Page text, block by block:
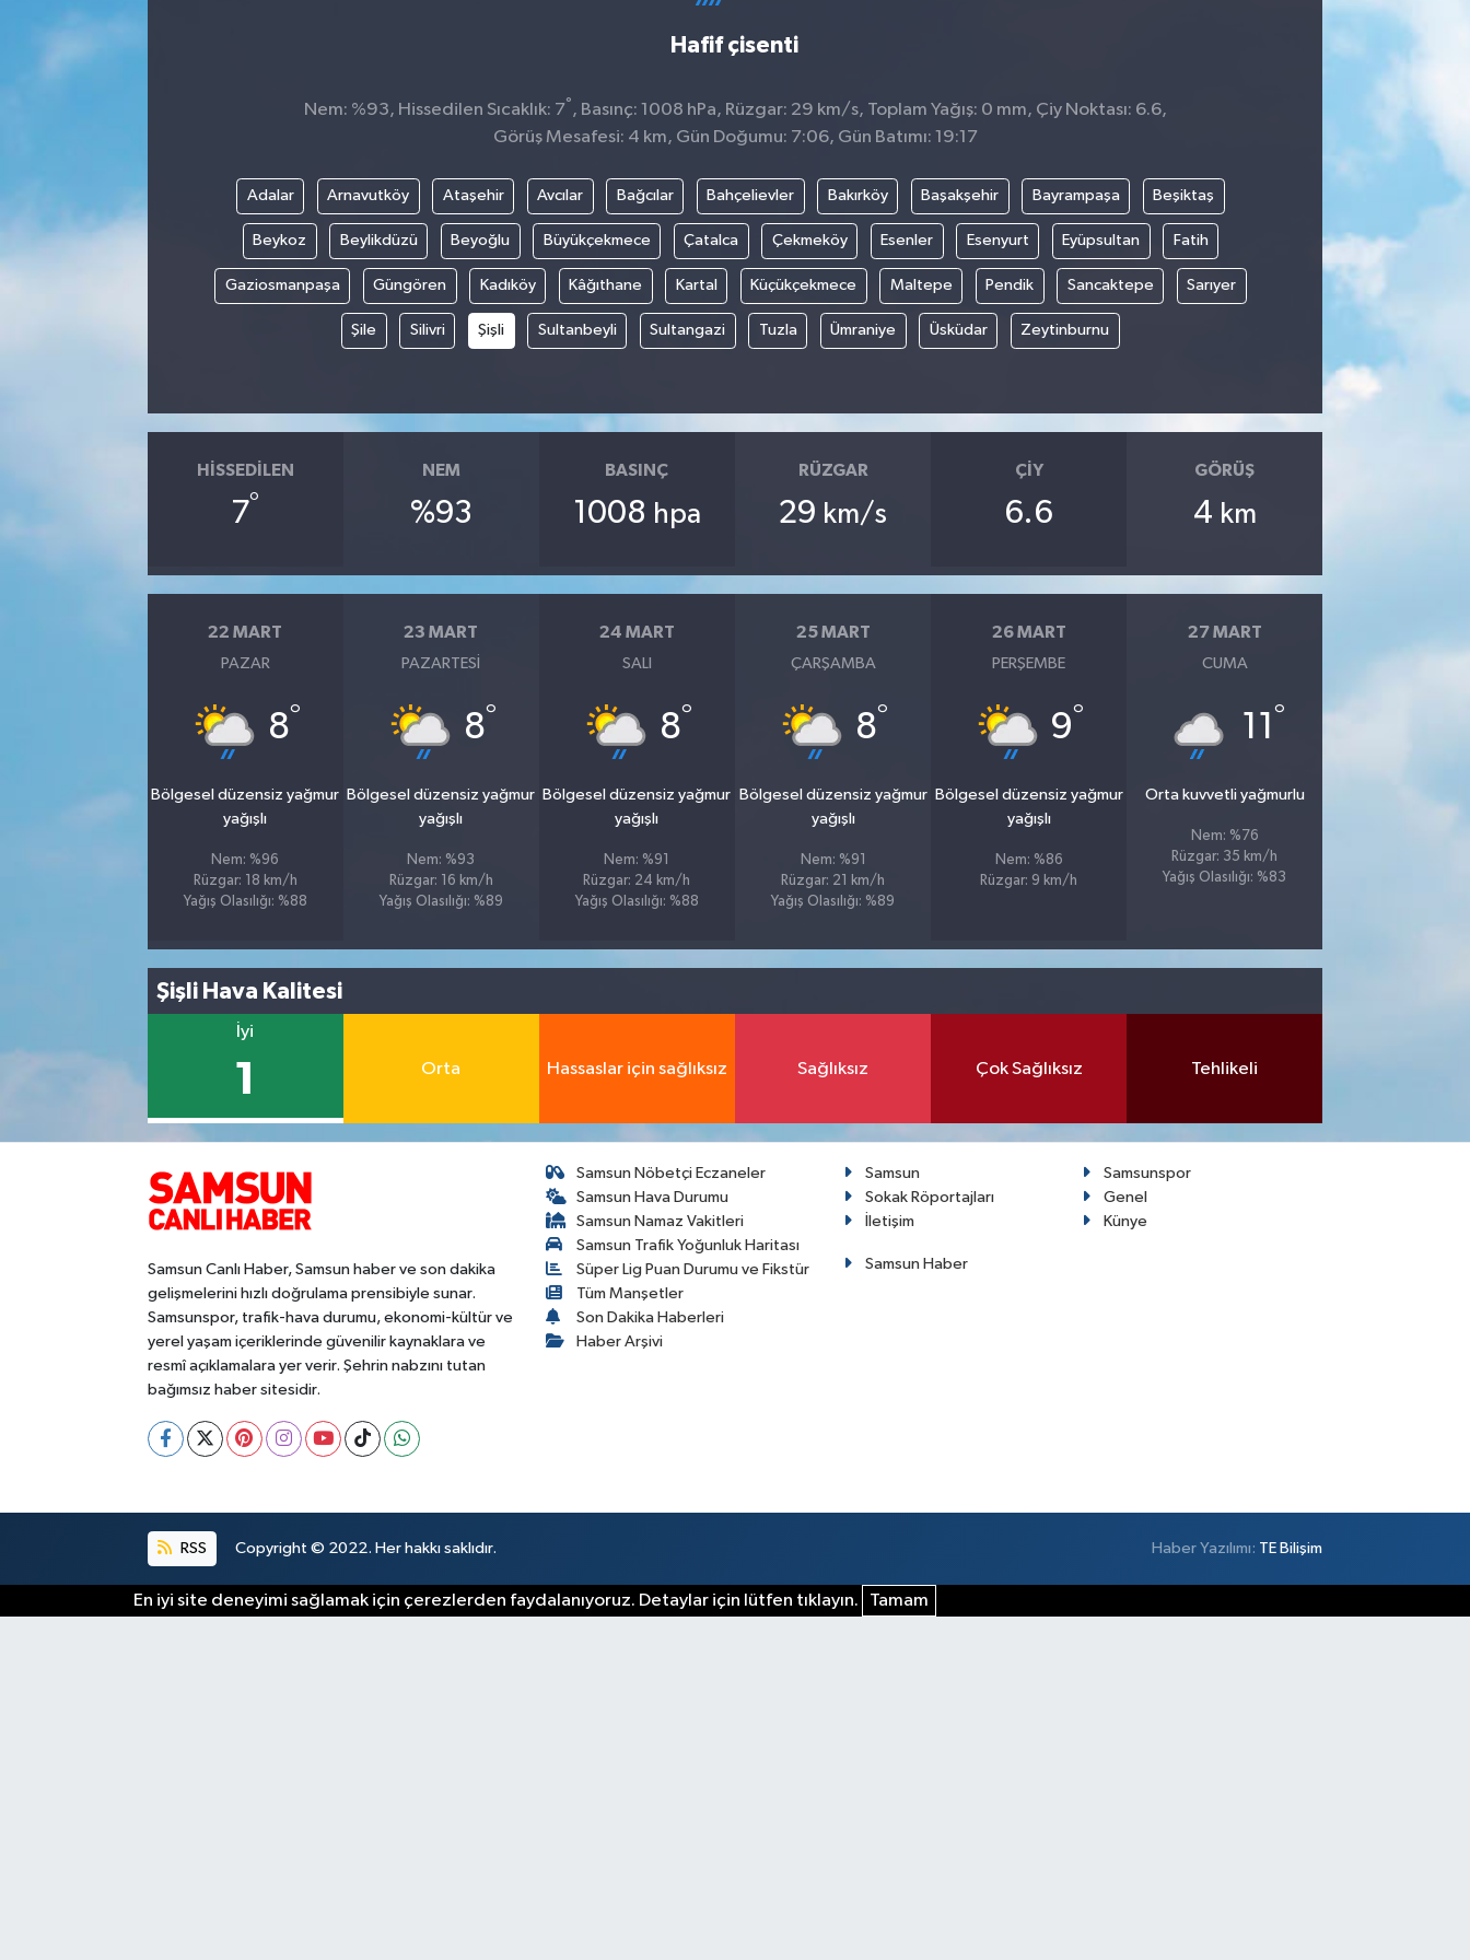
Hafif çisenti
Nem: %93, Hissedilen Sıcaklık: 7° , Basınç: 1008 hPa, Rüzgar: 29 km/s, Toplam Yağış: 0 mm, Çiy Noktası: 6.6,
Görüş Mesafesi: 4 km, Gün Doğumu: 7:06, Gün Batımı: 19:17
Adalar Arnavutköy Ataşehir Avcılar Bağcılar Bahçelievler Bakırköy Başakşehir Bayrampaşa Beşiktaş
Beykoz Beylikdüzü Beyoğlu Büyükçekmece Çatalca Çekmeköy Esenler Esenyurt Eyüpsultan Fatih
Gaziosmanpaşa Güngören Kadıköy Kâğıthane Kartal Küçükçekmece Maltepe Pendik Sancaktepe Sarıyer
Şile Silivri Şişli Sultanbeyli Sultangazi Tuzla Ümraniye Üsküdar Zeytinburnu
HISSEDILEN
7°
NEM
%93
BASINÇ
1008 hpa
RÜZGAR
29 km/s
ÇIY
6.6
GÖRÜŞ
4 km
22 MART
PAZAR
8°
Bölgesel düzensiz yağmur
yağışlı
Nem: %96
Rüzgar: 18 km/h
Yağış Olasılığı: %88
23 MART
PAZARTESI
8°
Bölgesel düzensiz yağmur
yağışlı
Nem: %93
Rüzgar: 16 km/h
Yağış Olasılığı: %89
24 MART
SALI
8°
Bölgesel düzensiz yağmur
yağışlı
Nem: %91
Rüzgar: 24 km/h
Yağış Olasılığı: %88
25 MART
ÇARŞAMBA
8°
Bölgesel düzensiz yağmur
yağışlı
Nem: %91
Rüzgar: 21 km/h
Yağış Olasılığı: %89
26 MART
PERŞEMBE
9°
Bölgesel düzensiz yağmur
yağışlı
Nem: %86
Rüzgar: 9 km/h
27 MART
CUMA
11 °
Orta kuvvetli yağmurlu
Nem: %76
Rüzgar: 35 km/h
Yağış Olasılığı: %83
Şişli Hava Kalitesi
İyi
1 Orta Hassaslar için sağlıksız Sağlıksız Çok Sağlıksız Tehlikeli
Samsun Canlı Haber, Samsun haber ve son dakika
gelişmelerini hızlı doğrulama prensibiyle sunar.
Samsunspor, trafik-hava durumu, ekonomi-kültür ve
yerel yaşam içeriklerinde güvenilir kaynaklara ve
resmî açıklamalara yer verir. Şehrin nabzını tutan
bağımsız haber sitesidir.
Samsun Nöbetçi Eczaneler
Samsun Hava Durumu
Samsun Namaz Vakitleri
Samsun Trafik Yoğunluk Haritası
Süper Lig Puan Durumu ve Fikstür
Tüm Manşetler
Son Dakika Haberleri
Haber Arşivi
Samsun
Samsunspor
Sokak Röportajları
Genel
İletişim
Künye
Samsun Haber
RSS Copyright © 2022. Her hakkı saklıdır. Haber Yazılımı: TE Bilişim
En iyi site deneyimi sağlamak için çerezlerden faydalanıyoruz. Detaylar için lütfen tıklayın. Tamam